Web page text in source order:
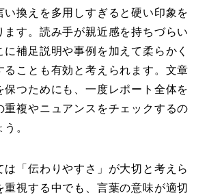
い換えを多用しすぎると硬い印象を
ます。読み手が親近感を持ちづらい
に補足説明や事例を加えて柔らかく
ることも有効と考えられます。文章
保つためにも、一度レポート全体を
重複やニュアンスをチェックするの
。
は「伝わりやすさ」が大切と考えら
重視する中でも、言葉の意味が適切